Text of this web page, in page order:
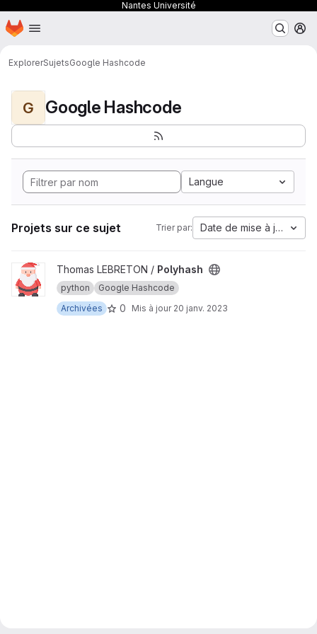
Nantes Université
Passer au contenu principal
Page d'accueil
ExplorerSujetsGoogle Hashcode
G Google Hashcode
Langue
Projets sur ce sujet Trier par: Date de mise à jour
Afficher le projet Polyhash
Thomas LEBRETON / Polyhash
python
Google Hashcode
Archivées
0 Mis à jour 20 janv. 2023